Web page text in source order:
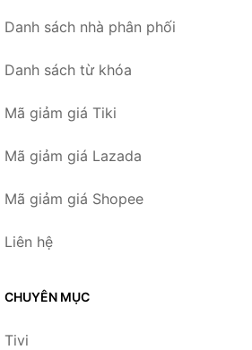
Danh sách nhà phân phối
Danh sách từ khóa
Mã giảm giá Tiki
Mã giảm giá Lazada
Mã giảm giá Shopee
Liên hệ
CHUYÊN MỤC
Tivi